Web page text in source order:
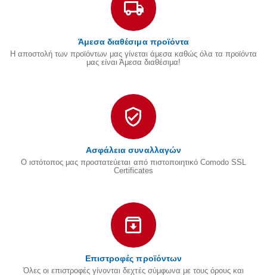
Άμεσα διαθέσιμα προϊόντα
Η αποστολή των προϊόντων μας γίνεται άμεσα καθώς όλα τα προϊόντα
μας είναι Άμεσα διαθέσιμα!
Ασφάλεια συναλλαγών
Ο ιστότοπος μας προστατεύεται από πιστοποιητικό Comodo SSL
Certificates
Επιστροφές προϊόντων
Όλες οι επιστροφές γίνονται δεχτές σύμφωνα με τους όρους και